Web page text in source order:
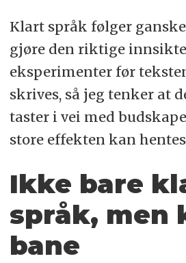
Klart språk følger
gjøre den riktige
eksperimenter før
skrives, så jeg tenker at
taster i vei med
store effekten kan
Ikke bare
språk, men
bane